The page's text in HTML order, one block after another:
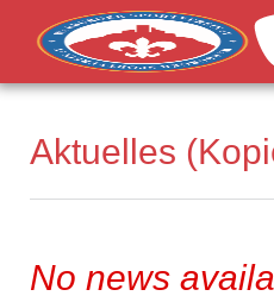
Skip to main content
You are here:
Aktuelles
No news